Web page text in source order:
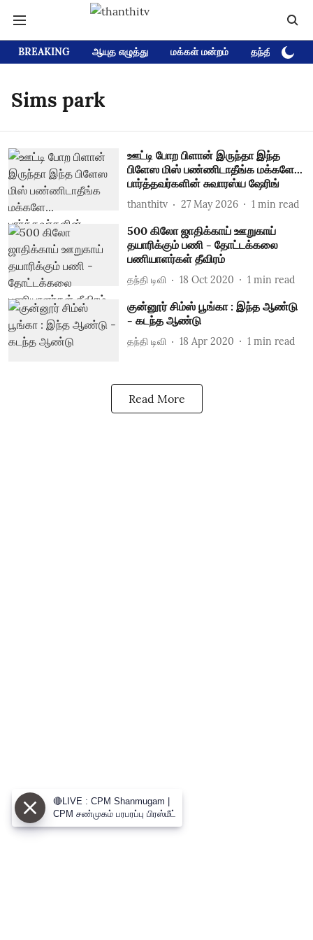
BREAKING ஆயுத எழுத்து மக்கள் மன்றம் தந்தி டிவி
Sims park
ஊட்டி போற பிளான் இருந்தா இந்த
பிளேஸ மிஸ் பண்ணிடாதீங்க மக்களே...
பார்த்தவர்களின் சுவாரஸ்ய ஷேரிங்
thanthitv 27 May 2026 1 min read
500 கிலோ ஜாதிக்காய் ஊறுகாய்
தயாரிக்கும் பணி - தோட்டக்கலை
பணியாளர்கள் தீவிரம்
தந்தி டிவி 18 Oct 2020 1 min read
குன்னூர் சிம்ஸ் பூங்கா : இந்த ஆண்டு
- கடந்த ஆண்டு
தந்தி டிவி 18 Apr 2020 1 min read
Read More
🔴LIVE : CPM Shanmugam |
CPM சண்முகம் பரபரப்பு பிரஸ்மீட்